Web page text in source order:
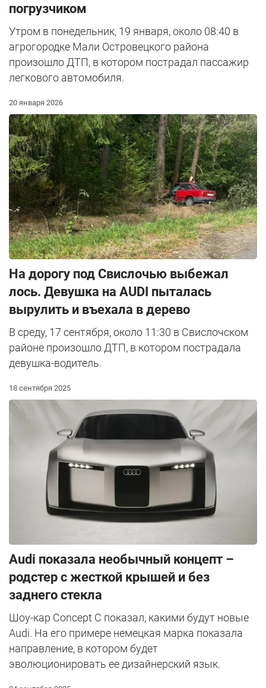
погрузчиком
Утром в понедельник, 19 января, около 08:40 в
агрогородке Мали Островецкого района
произошло ДТП, в котором пострадал пассажир
легкового автомобиля.
20 января 2026
На дорогу под Свислочью выбежал
лось. Девушка на AUDI пыталась
вырулить и въехала в дерево
В среду, 17 сентября, около 11:30 в Свислочском
районе произошло ДТП, в котором пострадала
девушка-водитель.
18 сентября 2025
Audi показала необычный концепт –
родстер с жесткой крышей и без
заднего стекла
Шоу-кар Concept C показал, какими будут новые
Audi. На его примере немецкая марка показала
направление, в котором будет
эволюционировать ее дизайнерский язык.